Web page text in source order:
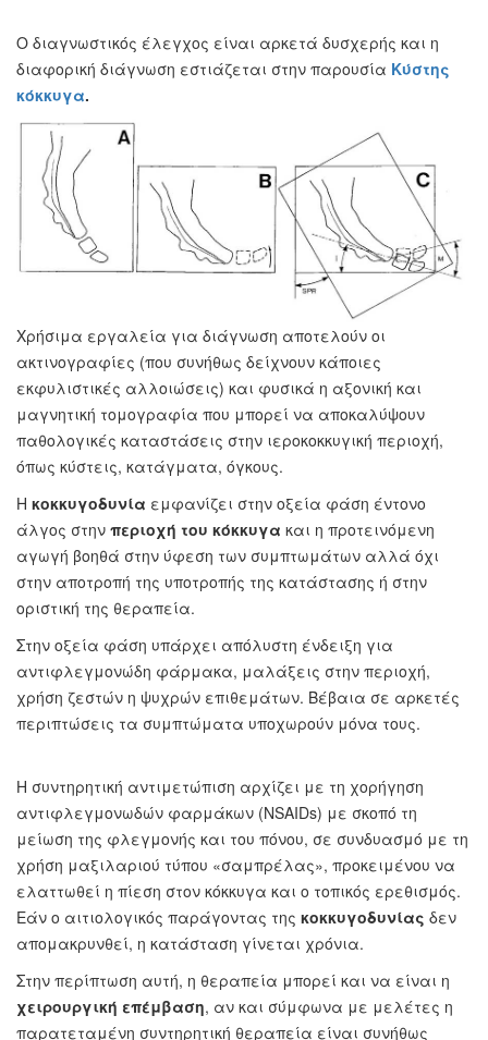
Ο διαγνωστικός έλεγχος είναι αρκετά δυσχερής και η
διαφορική διάγνωση εστιάζεται στην παρουσία Κύστης
κόκκυγα.
Χρήσιμα εργαλεία για διάγνωση αποτελούν οι
ακτινογραφίες (που συνήθως δείχνουν κάποιες
εκφυλιστικές αλλοιώσεις) και φυσικά η αξονική και
μαγνητική τομογραφία που μπορεί να αποκαλύψουν
παθολογικές καταστάσεις στην ιεροκοκκυγική περιοχή,
όπως κύστεις, κατάγματα, όγκους.
Η κοκκυγοδυνία εμφανίζει στην οξεία φάση έντονο
άλγος στην περιοχή του κόκκυγα και η προτεινόμενη
αγωγή βοηθά στην ύφεση των συμπτωμάτων αλλά όχι
στην αποτροπή της υποτροπής της κατάστασης ή στην
οριστική της θεραπεία.
Στην οξεία φάση υπάρχει απόλυστη ένδειξη για
αντιφλεγμονώδη φάρμακα, μαλάξεις στην περιοχή,
χρήση ζεστών η ψυχρών επιθεμάτων. Βέβαια σε αρκετές
περιπτώσεις τα συμπτώματα υποχωρούν μόνα τους.
Η συντηρητική αντιμετώπιση αρχίζει με τη χορήγηση
αντιφλεγμονωδών φαρμάκων (NSAIDs) με σκοπό τη
μείωση της φλεγμονής και του πόνου, σε συνδυασμό με τη
χρήση μαξιλαριού τύπου «σαμπρέλας», προκειμένου να
ελαττωθεί η πίεση στον κόκκυγα και ο τοπικός ερεθισμός.
Εάν ο αιτιολογικός παράγοντας της κοκκυγοδυνίας δεν
απομακρυνθεί, η κατάσταση γίνεται χρόνια.
Στην περίπτωση αυτή, η θεραπεία μπορεί και να είναι η
χειρουργική επέμβαση, αν και σύμφωνα με μελέτες η
παρατεταμένη συντηρητική θεραπεία είναι συνήθως